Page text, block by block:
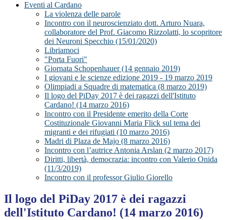
Eventi al Cardano
La violenza delle parole
Incontro con il neuroscienziato dott. Arturo Nuara,
collaboratore del Prof. Giacomo Rizzolatti, lo scopritore
dei Neuroni Specchio (15/01/2020)
Libriamoci
"Porta Fuori"
Giornata Schopenhauer (14 gennaio 2019)
I giovani e le scienze edizione 2019 - 19 marzo 2019
Olimpiadi a Squadre di matematica (8 marzo 2019)
Il logo del PiDay 2017 è dei ragazzi dell'Istituto
Cardano! (14 marzo 2016)
Incontro con il Presidente emerito della Corte
Costituzionale Giovanni Maria Flick sul tema dei
migranti e dei rifugiati (10 marzo 2016)
Madri di Plaza de Majo (8 marzo 2016)
Incontro con l’autrice Antonia Arslan (2 marzo 2017)
Diritti, libertà, democrazia: incontro con Valerio Onida
(11/3/2019)
Incontro con il professor Giulio Giorello
Il logo del PiDay 2017 è dei ragazzi
dell'Istituto Cardano! (14 marzo 2016)